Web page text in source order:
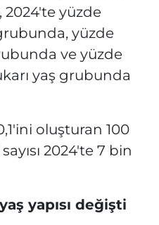
2024'te yüzde
yüzde
ve yüzde
yaş grubunda
oluşturan 100
2024'te 7 bin
yapısı değişti